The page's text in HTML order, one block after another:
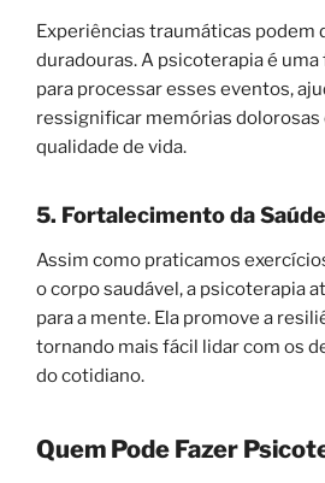
Experiências traumáticas podem
duradouras. A psicoterapia é
para processar esses eventos,
ressignificar memórias dolorosas
qualidade de vida.
5. Fortalecimento da
Assim como praticamos
o corpo saudável, a psicoterapia
para a mente. Ela promove a
tornando mais fácil lidar com os
do cotidiano.
Quem Pode Fazer